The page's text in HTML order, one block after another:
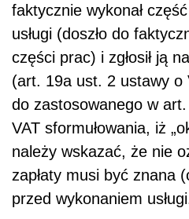
faktycznie wykonał
usługi (doszło do
części prac) i zgłosił ją
(art. 19a ust. 2 ustawy o
do zastosowanego w
VAT sformułowania, iż
należy wskazać, że nie
zapłaty musi być znana
przed wykonaniem